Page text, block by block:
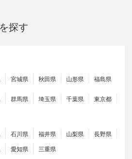
探す
宮城県 秋田県 山形県 福島県
群馬県 埼玉県 千葉県
東京都
石川県 福井県 山梨県
長野県
愛知県 三重県